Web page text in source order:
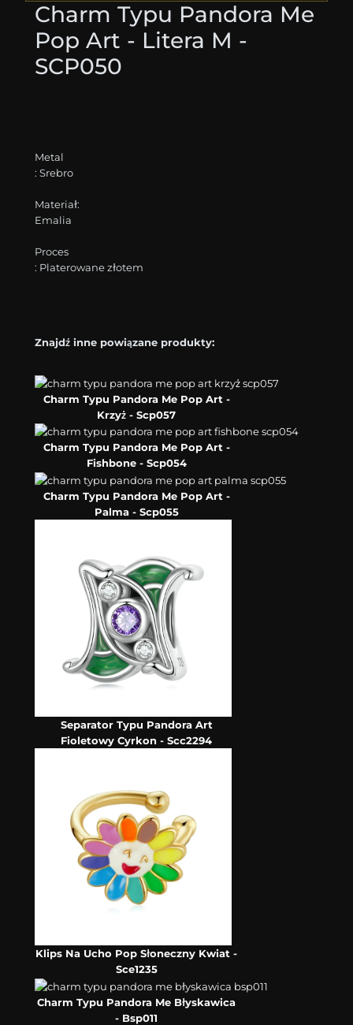
Charm Typu Pandora Me
Pop Art - Litera M -
SCP050
Metal
: Srebro
Materiał:
Emalia
Proces
: Platerowane złotem
Znajdź inne powiązane produkty:
Charm Typu Pandora Me Pop Art -
Krzyż - Scp057
Charm Typu Pandora Me Pop Art -
Fishbone - Scp054
Charm Typu Pandora Me Pop Art -
Palma - Scp055
Separator Typu Pandora Art
Fioletowy Cyrkon - Scc2294
Klips Na Ucho Pop Słoneczny Kwiat -
Sce1235
Charm Typu Pandora Me Błyskawica
- Bsp011